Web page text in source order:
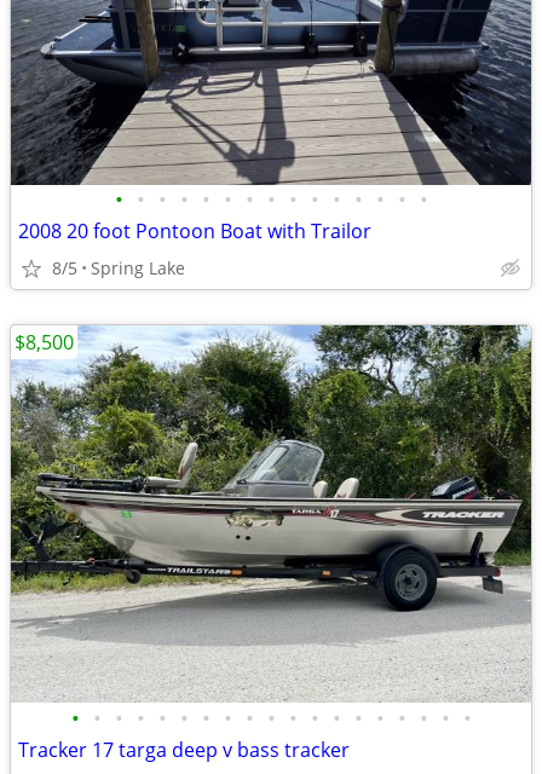
• • • • • • • • • • • • • • •
2008 20 foot Pontoon Boat with Trailor
8/5 Spring Lake
• • • • • • • • • • • • • • • • • • •
Tracker 17 targa deep v bass tracker
$8,500